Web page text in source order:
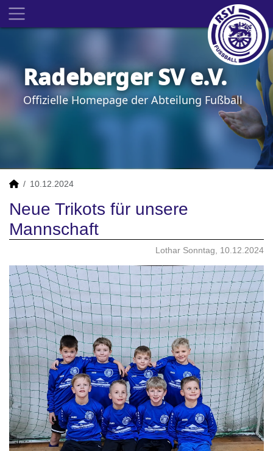
Radeberger SV e.V.
Offizielle Homepage der Abteilung Fußball
10.12.2024
Neue Trikots für unsere
Mannschaft
Lothar Sonntag, 10.12.2024